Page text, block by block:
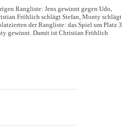
Rangliste: Jens gewinnt gegen Udo,
Fröhlich schlägt Stefan, Monty schlägt
der Rangliste: das Spiel um Platz 3
gewinnt. Damit ist Christian Fröhlich